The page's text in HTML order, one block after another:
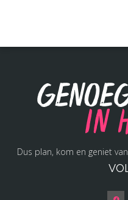
in
Dus plan, kom en geniet